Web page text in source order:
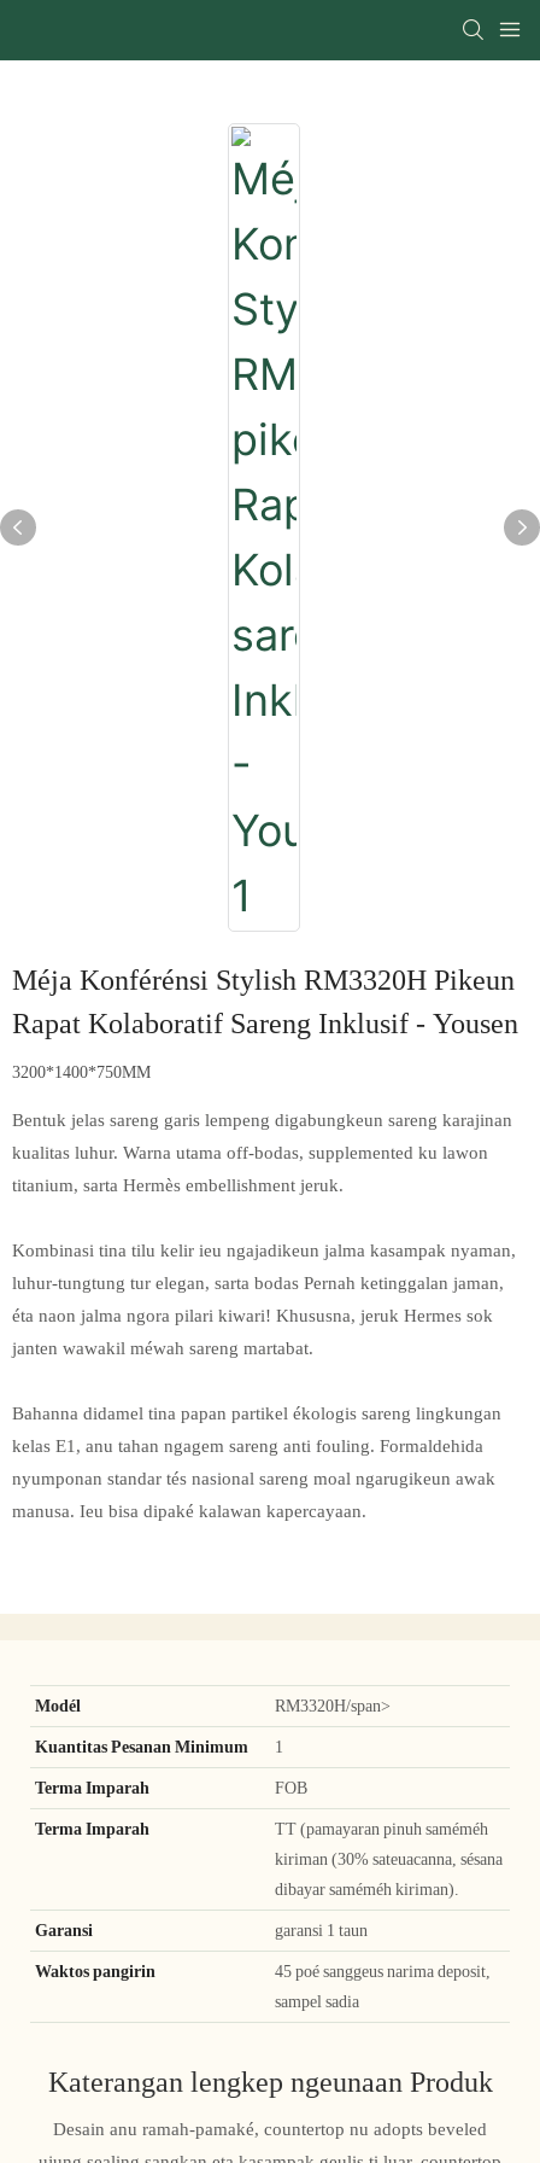
Méja Konférénsi Stylish RM3320H Pikeun
Rapat Kolaboratif Sareng Inklusif - Yousen
3200*1400*750MM
Bentuk jelas sareng garis lempeng digabungkeun sareng karajinan
kualitas luhur. Warna utama off-bodas, supplemented ku lawon
titanium, sarta Hermès embellishment jeruk.
Kombinasi tina tilu kelir ieu ngajadikeun jalma kasampak nyaman,
luhur-tungtung tur elegan, sarta bodas Pernah ketinggalan jaman,
éta naon jalma ngora pilari kiwari! Khususna, jeruk Hermes sok
janten wawakil méwah sareng martabat.
Bahanna didamel tina papan partikel ékologis sareng lingkungan
kelas E1, anu tahan ngagem sareng anti fouling. Formaldehida
nyumponan standar tés nasional sareng moal ngarugikeun awak
manusa. Ieu bisa dipaké kalawan kapercayaan.
Modél RM3320H/span>
Kuantitas Pesanan Minimum 1
Terma Imparah FOB
Terma Imparah
TT (pamayaran pinuh saméméh
kiriman (30% sateuacanna, sésana
dibayar saméméh kiriman).
Garansi garansi 1 taun
Waktos pangirin
45 poé sanggeus narima deposit,
sampel sadia
Katerangan lengkep ngeunaan Produk
Desain anu ramah-pamaké, countertop nu adopts beveled